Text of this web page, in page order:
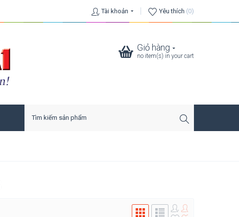
Tài khoản Yêu thích (0)
Giỏ hàng
no item(s) in your cart